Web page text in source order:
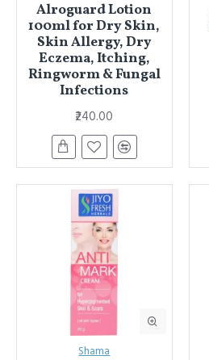
Alroguard Lotion
100ml for Dry Skin,
Skin Allergy, Dry
Eczema, Itching,
Ringworm & Fungal
Infections
₹240.00
Shama